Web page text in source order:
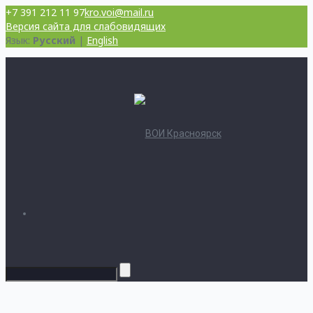
+7 391 212 11 97kro.voi@mail.ru
Версия сайта для слабовидящих
Язык: Русский | English